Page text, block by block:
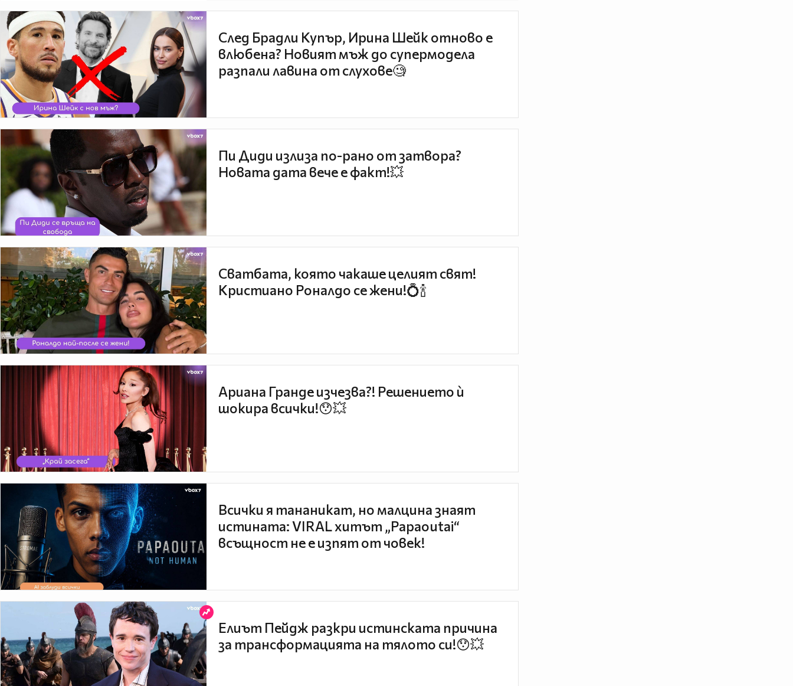
След Брадли Купър, Ирина Шейк отново е
влюбена? Новият мъж до супермодела
разпали лавина от слухове🧐
Пи Диди излиза по-рано от затвора?
Новата дата вече е факт!💥
Сватбата, която чакаше целият свят!
Кристиано Роналдо се жени!💍🍾
Ариана Гранде изчезва?! Решението ѝ
шокира всички!😯💥
Всички я тананикат, но малцина знаят
истината: VIRAL хитът „Papaoutai“
всъщност не е изпят от човек!
Елиът Пейдж разкри истинската причина
за трансформацията на тялото си!😯💥